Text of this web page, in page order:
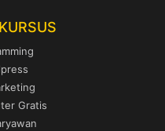
Gratis